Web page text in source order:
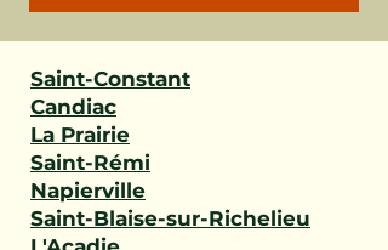
Saint-Constant
Candiac
La Prairie
Saint-Rémi
Napierville
Saint-Blaise-sur-Richelieu